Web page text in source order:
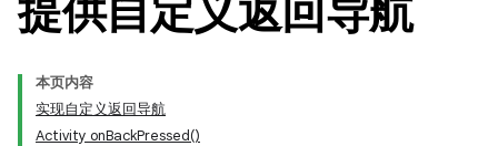
提供自定义返回导航
本页内容
实现自定义返回导航
Activity onBackPressed()